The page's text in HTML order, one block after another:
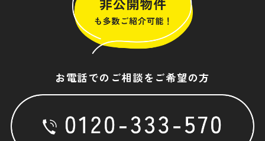
お電話でのご相談をご希望の方